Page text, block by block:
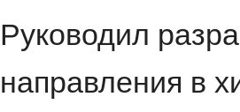
Руководил
направления в